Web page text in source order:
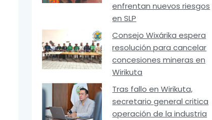
enfrentan nuevos riesgos
en SLP
Consejo Wixárika espera
resolución para cancelar
concesiones mineras en
Wirikuta
Tras fallo en Wirikuta,
secretario general critica
operación de la industria